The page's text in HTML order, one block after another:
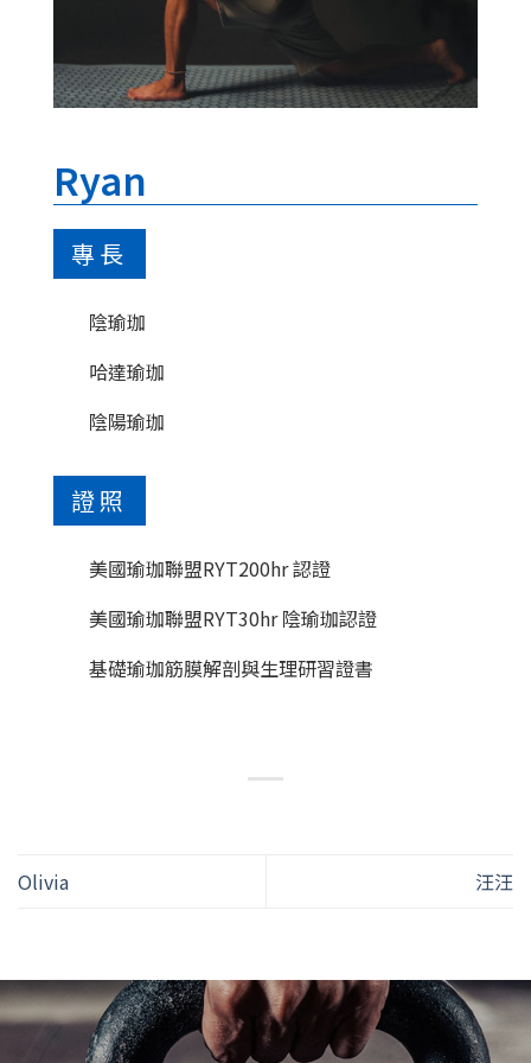
Ryan
專長
陰瑜珈
哈達瑜珈
陰陽瑜珈
證照
美國瑜珈聯盟RYT200hr 認證
美國瑜珈聯盟RYT30hr 陰瑜珈認證
基礎瑜珈筋膜解剖與生理研習證書
Olivia 汪汪